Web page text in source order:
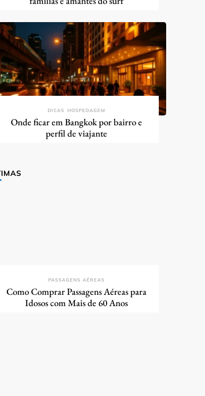
DICAS HOSPEDAGEM
Onde ficar em Bangkok por bairro e
perfil de viajante
PASSAGENS AÉREAS
Como Comprar Passagens Aéreas para
Idosos com Mais de 60 Anos